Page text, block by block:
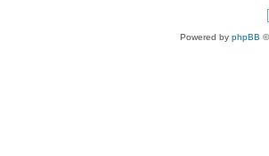
Powered by phpBB